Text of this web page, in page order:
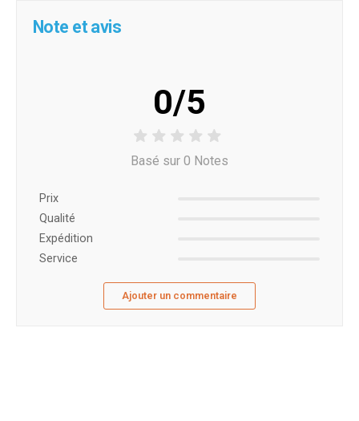
Note et avis
0/5
Basé sur 0 Notes
Prix ​​
Qualité
Expédition
Service
Ajouter un commentaire